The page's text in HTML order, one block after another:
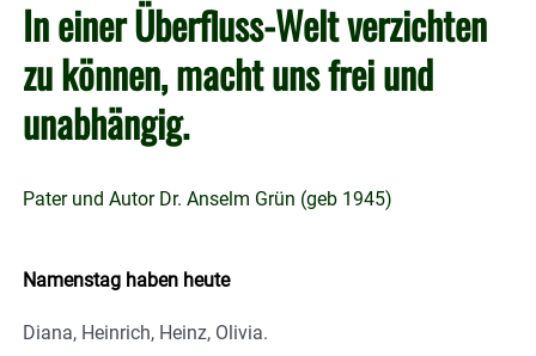
In einer Überfluss-Welt verzichten
zu können, macht uns frei und
unabhängig.
Pater und Autor Dr. Anselm Grün (geb 1945)
Namenstag haben heute
Diana, Heinrich, Heinz, Olivia.